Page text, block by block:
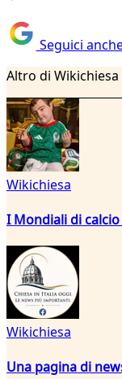
Seguici
Altro di Wikichiesa
Wikichiesa
I Mondiali di
Wikichiesa
Una pagina di